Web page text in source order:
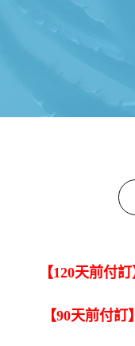
【120天前付
【90天前付